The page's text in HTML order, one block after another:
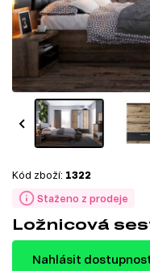
Staženo z prodeje
Kód zboží: 1322
Ložnicová
Nahlásit